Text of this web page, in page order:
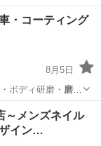
・コーティング
8月5日
ボディ研磨・ 磨き
～メンズネイル
イン…